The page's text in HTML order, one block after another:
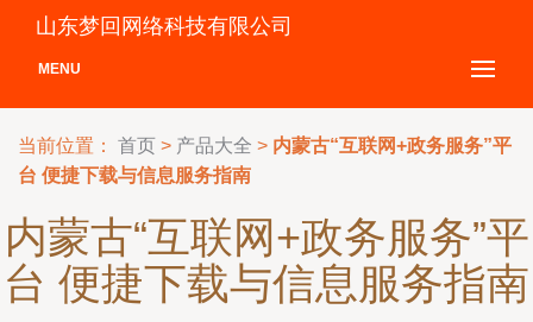
山东梦回网络科技有限公司
MENU
当前位置： 首页 > 产品大全 > 内蒙古“互联网+政务服务”平
台 便捷下载与信息服务指南
内蒙古“互联网+政务服务”平
台 便捷下载与信息服务指南